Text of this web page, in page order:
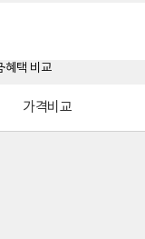
가격비교